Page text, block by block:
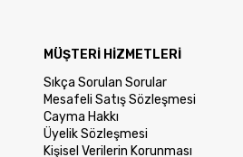
MÜŞTERİ HİZMETLERİ
Sıkça Sorulan Sorular
Mesafeli Satış Sözleşmesi
Cayma Hakkı
Üyelik Sözleşmesi
Kişisel Verilerin Korunması